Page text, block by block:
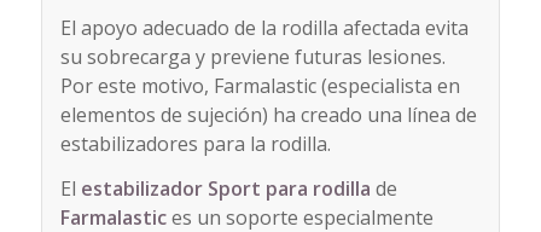
El apoyo adecuado de la rodilla afectada evita
su sobrecarga y previene futuras lesiones.
Por este motivo, Farmalastic (especialista en
elementos de sujeción) ha creado una línea de
estabilizadores para la rodilla.
El estabilizador Sport para rodilla de
Farmalastices un soporte especialmente